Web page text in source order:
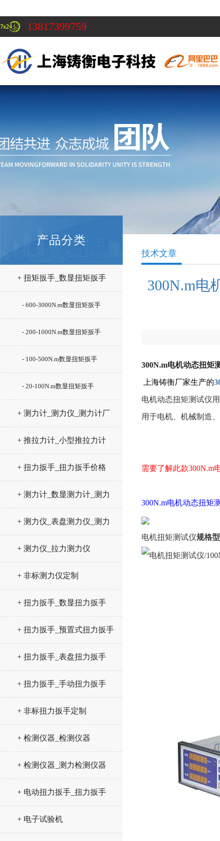
13817399759
产品分类
+ 扭矩扳手_数显扭矩扳手
- 600-3000N.m数显扭矩扳手
- 200-1000N.m数显扭矩扳手
- 100-500N.m数显扭矩扳手
- 20-100N.m数显扭矩扳手
+ 测力计_测力仪_测力计厂
家
+ 推拉力计_小型推拉力计
+ 扭力扳手_扭力扳手价格
+ 测力计_数显测力计_测力
仪
+ 测力仪_表盘测力仪_测力
计
+ 测力仪_拉力测力仪
+ 非标测力仪定制
+ 扭力扳手_数显扭力扳手
+ 扭力扳手_预置式扭力扳手
+ 扭力扳手_表盘扭力扳手
+ 扭力扳手_手动扭力扳手
+ 非标扭力扳手定制
+ 检测仪器_检测仪器
+ 检测仪器_测力检测仪器
+ 电动扭力扳手_扭力扳手
+ 电子试验机
技术文章
300N.m电
300N.m电机动态扭矩
上海铸衡厂家生产的
电机动态扭矩测试仪
用于电机、机械制造
需要了解此款300N.m
300N.m电机动态扭矩
电机扭矩测试仪规格